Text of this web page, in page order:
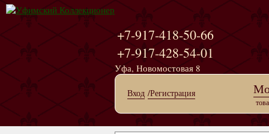
+7-917-418-50-66
+7-917-428-54-01
Уфа, Новомостовая 8
Вход /Регистрация